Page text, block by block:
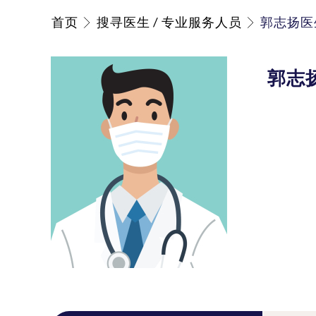
首页 搜寻医生 / 专业服务人员 郭志扬医
郭志